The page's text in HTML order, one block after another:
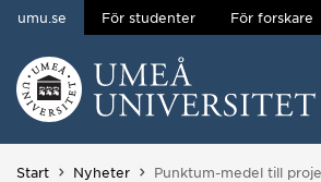
Hoppa direkt till innehållet
umu.se För studenter För forskare
Start Nyheter Du är här:
Punktum-medel till